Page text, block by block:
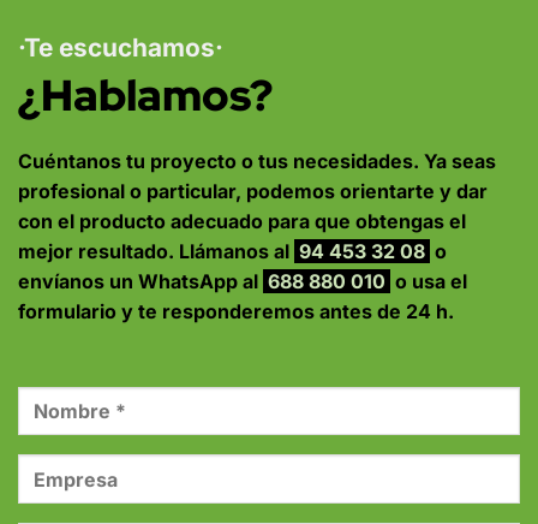
·Te escuchamos·
¿Hablamos?
Cuéntanos tu proyecto o tus necesidades. Ya seas
profesional o particular, podemos orientarte y dar
con el producto adecuado para que obtengas el
mejor resultado. Llámanos al 94 453 32 08 o
envíanos un WhatsApp al 688 880 010 o usa el
formulario y te responderemos antes de 24 h.